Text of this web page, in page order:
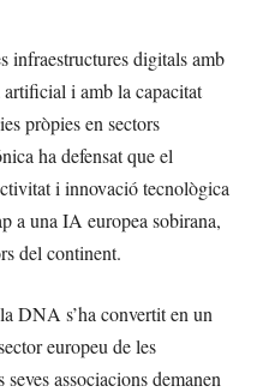
infraestructures digitals amb
artificial i amb la capacitat
pròpies en sectors
ha defensat que el
i innovació tecnològica
a una IA europea sobirana,
del continent.
DNA s’ha convertit en un
europeu de les
associacions demanen